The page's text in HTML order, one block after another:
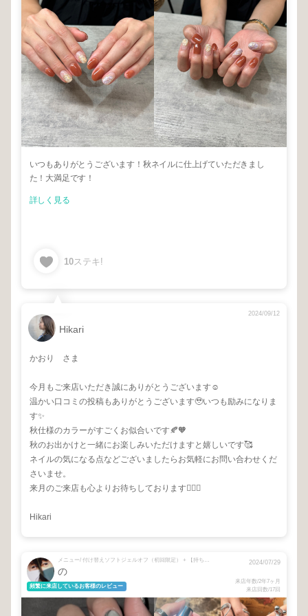
いつもありがとうございます！秋ネイルに仕上げていただきまし
た！大満足です！
詳しく見る
10ステキ!
Hikari
2024/09/12
かおり さま
今月もご来店いただき誠にありがとうございます☺️
温かい口コミの投稿もありがとうございます🥹いつも励みになりま
す✨
秋仕様のカラーがすごくお似合いです🍂🧡
秋のお出かけと一緒にお楽しみいただけますと嬉しいです🥰
ネイルの気になる点などございましたらお気軽にお問い合わせくだ
さいませ。
来月のご来店も心よりお待ちしております🙇‍♀️✨
Hikari
メニュー/ 付け替えソフトジェルオフ（初回限定） + 【持ち込み◎】nuance design*
の
頻繁に来店しているお客様のレビュー
2024/07/29
来店年数/2年7ヶ月
来店回数/17回